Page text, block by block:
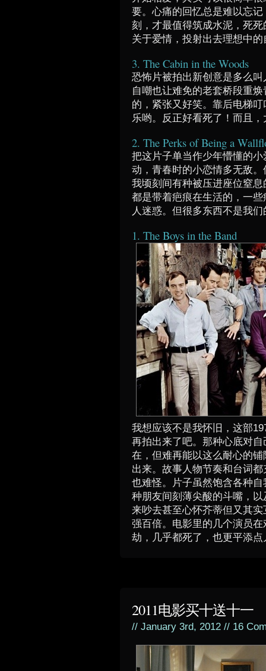
要。心痛的回忆总是难以忘
刻，才最值得筑成水泥，死
关于爱情，投射出去理想中
3. The Cabin in the Woods
恐怖片被拍出新创意是多么
自嘲也让难免的老套桥段重
的，紧张又好笑。靠后电梯
乐哟。反正好看死了！而且
2. The Perks of Being a
把这片子单当作少年懵懂的
动，青春时的小恋情多无敌
我顷刻间有种被压进座位窒
都是带着疤痕在生活的，一
人迷惑。但很多东西不是我
1. The Boys in the Band
我想应该不是我怀旧，这部
再拍出来了吧。那种心底对
在，但难再能以这么耐心的
出来。故事人物节奏和台词
也难怪。片子虽然饱含各种
种朋友间刻薄尖酸的斗嘴，
来吵去甚至心怀芥蒂但又其
强百倍。电影里的几个演员
劫，几乎都死了，也更平添点
2011电影买十送十一
// January 3rd, 2012 // 16